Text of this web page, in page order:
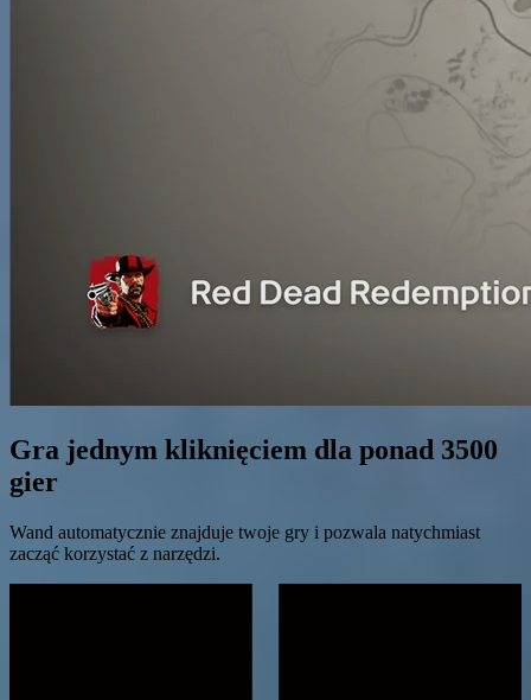
Gra jednym kliknięciem dla ponad 3500
gier
Wand automatycznie znajduje twoje gry i pozwala natychmiast
zacząć korzystać z narzędzi.